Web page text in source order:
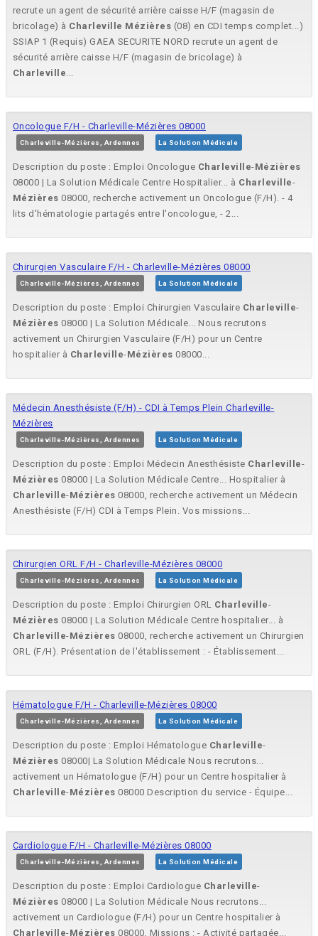
recrute un agent de sécurité arrière caisse H/F (magasin de
bricolage) à Charleville Mézières (08) en CDI temps complet...)
SSIAP 1 (Requis) GAEA SECURITE NORD recrute un agent de
sécurité arrière caisse H/F (magasin de bricolage) à
Charleville...
Oncologue F/H - Charleville-Mézières 08000
Charleville-Mézières, Ardennes La Solution Médicale
Description du poste : Emploi Oncologue Charleville-Mézières
08000 | La Solution Médicale Centre Hospitalier... à Charleville-
Mézières 08000, recherche activement un Oncologue (F/H). - 4
lits d'hématologie partagés entre l'oncologue, - 2...
Chirurgien Vasculaire F/H - Charleville-Mézières 08000
Charleville-Mézières, Ardennes La Solution Médicale
Description du poste : Emploi Chirurgien Vasculaire Charleville-
Mézières 08000 | La Solution Médicale... Nous recrutons
activement un Chirurgien Vasculaire (F/H) pour un Centre
hospitalier à Charleville-Mézières 08000...
Médecin Anesthésiste (F/H) - CDI à Temps Plein Charleville-
Mézières
Charleville-Mézières, Ardennes La Solution Médicale
Description du poste : Emploi Médecin Anesthésiste Charleville-
Mézières 08000 | La Solution Médicale Centre... Hospitalier à
Charleville-Mézières 08000, recherche activement un Médecin
Anesthésiste (F/H) CDI à Temps Plein. Vos missions...
Chirurgien ORL F/H - Charleville-Mézières 08000
Charleville-Mézières, Ardennes La Solution Médicale
Description du poste : Emploi Chirurgien ORL Charleville-
Mézières 08000 | La Solution Médicale Centre hospitalier... à
Charleville-Mézières 08000, recherche activement un Chirurgien
ORL (F/H). Présentation de l'établissement : - Établissement...
Hématologue F/H - Charleville-Mézières 08000
Charleville-Mézières, Ardennes La Solution Médicale
Description du poste : Emploi Hématologue Charleville-
Mézières 08000| La Solution Médicale Nous recrutons...
activement un Hématologue (F/H) pour un Centre hospitalier à
Charleville-Mézières 08000 Description du service - Équipe...
Cardiologue F/H - Charleville-Mézières 08000
Charleville-Mézières, Ardennes La Solution Médicale
Description du poste : Emploi Cardiologue Charleville-
Mézières 08000 | La Solution Médicale Nous recrutons...
activement un Cardiologue (F/H) pour un Centre hospitalier à
Charleville-Mézières 08000, Missions : - Activité partagée...